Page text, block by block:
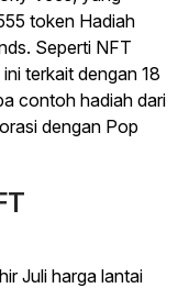
token Hadiah
Seperti NFT
terkait dengan 18
contoh hadiah dari
dengan Pop
Juli harga lantai